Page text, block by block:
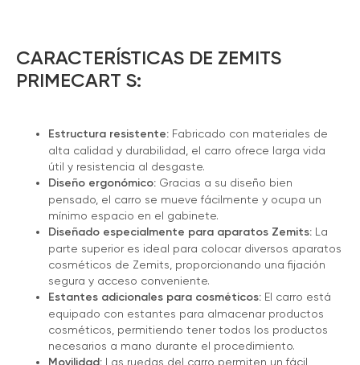
CARACTERÍSTICAS DE ZEMITS
PRIMECART S:
Estructura resistente: Fabricado con materiales de
alta calidad y durabilidad, el carro ofrece larga vida
útil y resistencia al desgaste.
Diseño ergonómico: Gracias a su diseño bien
pensado, el carro se mueve fácilmente y ocupa un
mínimo espacio en el gabinete.
Diseñado especialmente para aparatos Zemits: La
parte superior es ideal para colocar diversos aparatos
cosméticos de Zemits, proporcionando una fijación
segura y acceso conveniente.
Estantes adicionales para cosméticos: El carro está
equipado con estantes para almacenar productos
cosméticos, permitiendo tener todos los productos
necesarios a mano durante el procedimiento.
Movilidad: Las ruedas del carro permiten un fácil